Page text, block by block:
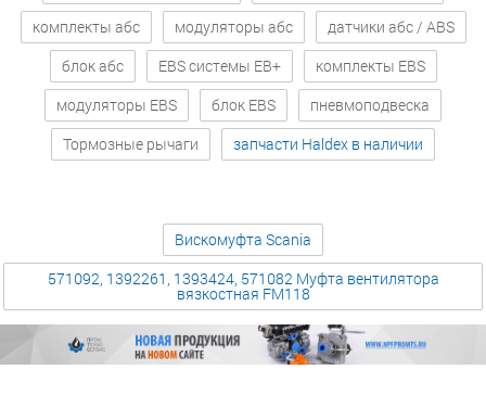
комплекты абс
модуляторы абс
датчики абс / ABS
блок абс
EBS системы EB+
комплекты EBS
модуляторы EBS
блок EBS
пневмоподвеска
Тормозные рычаги
запчасти Haldex в наличии
Вискомуфта Scania
571092, 1392261, 1393424, 571082 Муфта вентилятора
вязкостная FM118